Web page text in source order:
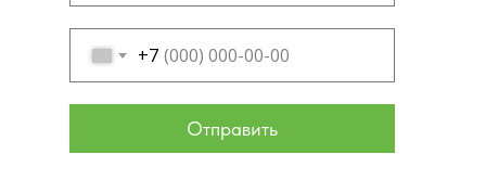
+7
Отправить